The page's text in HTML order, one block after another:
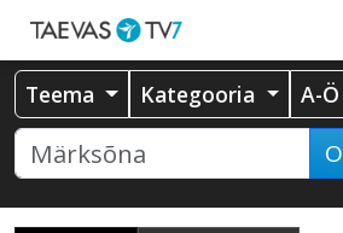
Teema Kategooria A-